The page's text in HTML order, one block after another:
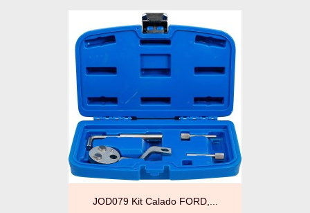
JOD079 Kit Calado FORD,...